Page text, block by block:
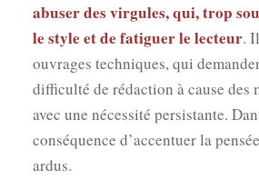
abu­ser des vir­gules, qui, trop
le style et de fati­guer le lec­teur.
ouvrages tech­niques, qui
dif­fi­cul­té de rédac­tion à cause des
avec une néces­si­té per­sis­tante.
consé­quence d’accentuer la
ardus.